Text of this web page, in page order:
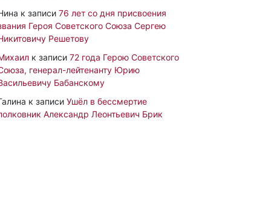
к записи 76 лет со дня присвоения
Героя Советского Союза Сергею
Решетову
к записи 72 года Герою Советского
генерал-лейтенанту Юрию
Бабанскому
к записи Ушёл в бессмертие
Александр Леонтьевич Брик